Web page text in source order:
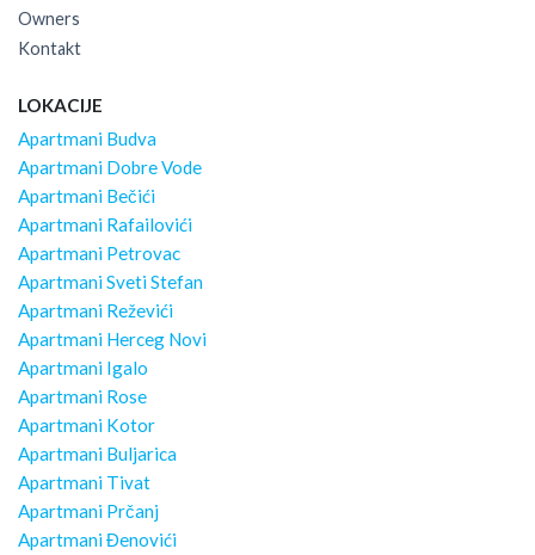
Owners
Kontakt
LOKACIJE
Apartmani Budva
Apartmani Dobre Vode
Apartmani Bečići
Apartmani Rafailovići
Apartmani Petrovac
Apartmani Sveti Stefan
Apartmani Reževići
Apartmani Herceg Novi
Apartmani Igalo
Apartmani Rose
Apartmani Kotor
Apartmani Buljarica
Apartmani Tivat
Apartmani Prčanj
Apartmani Đenovići